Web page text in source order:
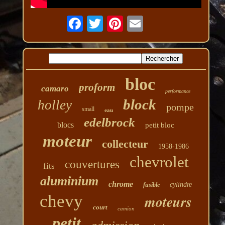
camaro proform bloc performance
holley small eau block pompe
blocs edelbrock petit bloc
moteur collecteur 1958-1986
fits couvertures chevrolet
aluminium chrome fusible cylindre
chevy court camion moteurs